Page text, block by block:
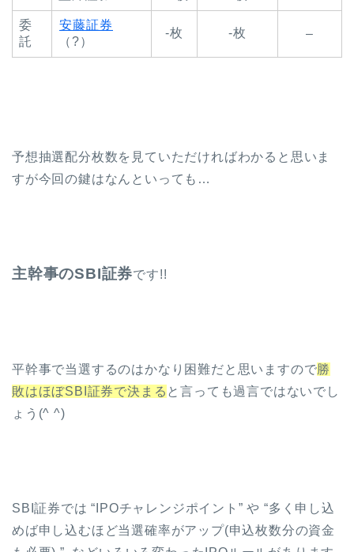
委
託
安藤証券
（?）
-枚 -枚 –
予想抽選配分枚数を見ていただければわかると思いま
すが今回の鍵はなんといっても…
主幹事のSBI証券です!!
平幹事で当選するのはかなり困難だと思いますので勝
敗はほぼSBI証券で決まる と言っても過言ではないでし
ょう(^ ^)
SBI証券では “IPOチャレンジポイント” や “多く申し込
めば申し込むほど当選確率がアップ(申込枚数分の資金